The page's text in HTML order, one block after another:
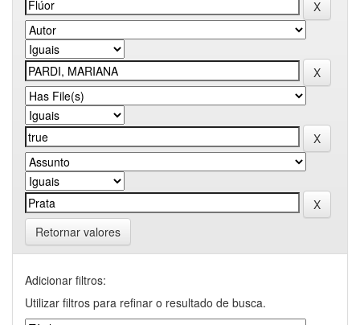
Retornar valores
Adicionar filtros:
Utilizar filtros para refinar o resultado de busca.